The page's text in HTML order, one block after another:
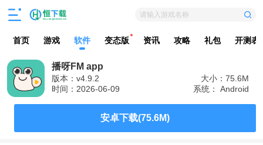
请输入游戏名称
首页 游戏 软件 变态版 资讯 攻略 礼包 开测表
播呀FM app
版本：v4.9.2
大小：75.6M
时间：2026-06-09
系统： Android
安卓下载(75.6M)